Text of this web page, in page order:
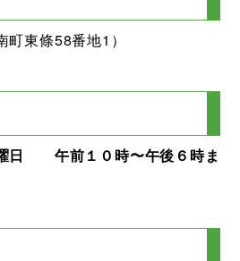
東條58番地1）
日 午前１０時〜午後６時ま